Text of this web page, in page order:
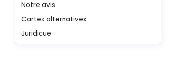
Notre avis
Cartes alternatives
Juridique